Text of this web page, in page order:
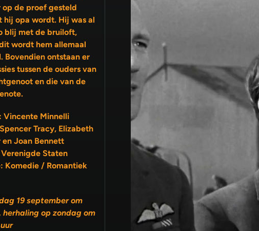
op de proef gesteld
hij opa wordt. Hij was al
met de bruiloft,
wordt hem allemaal
Bovendien ontstaan er
tussen de ouders van
Vincente Minnelli
Tracy, Elizabeth
en Joan Bennett
Staten
Komedie / Romantiek
19 september om
herhaling op zondag om